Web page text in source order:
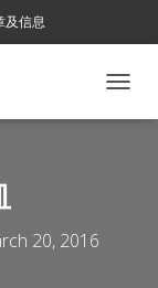
及信息
O
20, 2016